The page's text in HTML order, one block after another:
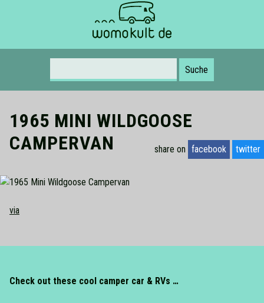
1965 MINI WILDGOOSE
CAMPERVAN
via
share on facebook twitter
Check out these cool camper car & RVs …